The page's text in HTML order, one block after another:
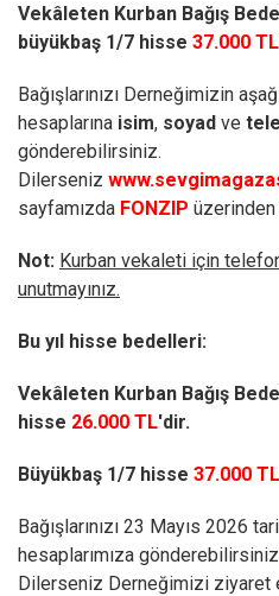
Vekâleten Kurban Bağış
büyükbaş 1/7 hisse 37.000 TL
Bağışlarınızı Derneğimizin
hesaplarına isim, soyad ve
gönderebilirsiniz.
Dilerseniz
sayfamızda FONZIP
Not: Kurban vekaleti için
unutmayınız.
Bu yıl hisse bedelleri:
Vekâleten Kurban Bağış
hisse 26.000 TL'dir.
Büyükbaş 1/7 hisse 37.000 TL
Bağışlarınızı 23 Mayıs 2026
hesaplarımıza
Dilerseniz Derneğimizi ziyaret